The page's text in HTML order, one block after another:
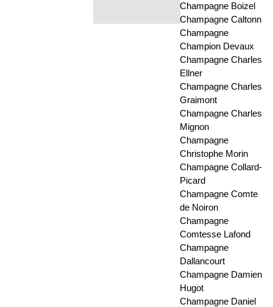
Champagne Boizel
Champagne Caltonn
Champagne
Champion Devaux
Champagne Charles
Ellner
Champagne Charles
Graimont
Champagne Charles
Mignon
Champagne
Christophe Morin
Champagne Collard-
Picard
Champagne Comte
de Noiron
Champagne
Comtesse Lafond
Champagne
Dallancourt
Champagne Damien
Hugot
Champagne Daniel